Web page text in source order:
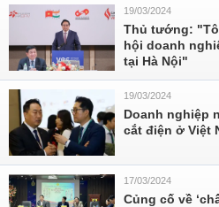
19/03/2024
Thủ tướng:
hội doanh
tại Hà Nội"
19/03/2024
Doanh nghiệp
cắt điện ở Việt
17/03/2024
Củng cố về